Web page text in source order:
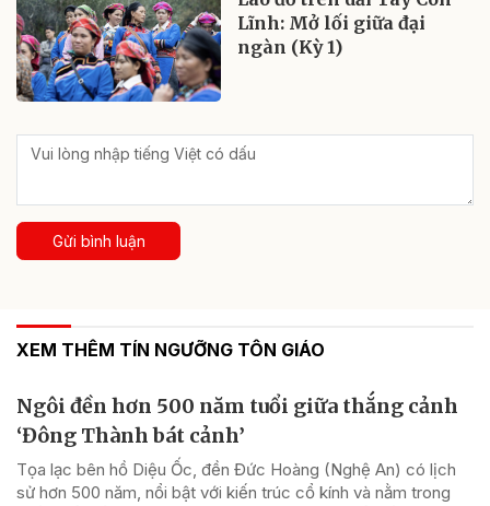
Lĩnh: Mở lối giữa đại
ngàn (Kỳ 1)
Gửi bình luận
XEM THÊM TÍN NGƯỠNG TÔN GIÁO
Ngôi đền hơn 500 năm tuổi giữa thắng cảnh
‘Đông Thành bát cảnh’
Tọa lạc bên hồ Diệu Ốc, đền Đức Hoàng (Nghệ An) có lịch
sử hơn 500 năm, nổi bật với kiến trúc cổ kính và nằm trong